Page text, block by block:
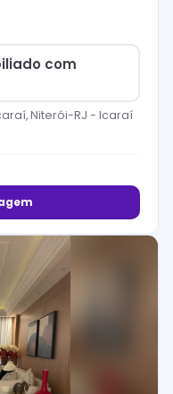
com
Niterói-RJ - Icaraí